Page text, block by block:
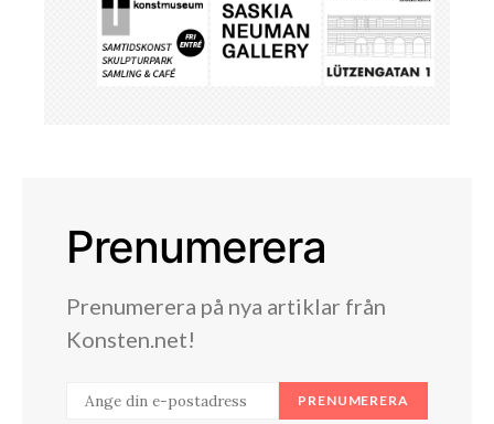
Prenumerera
Prenumerera på nya artiklar från
Konsten.net!
PRENUMERERA